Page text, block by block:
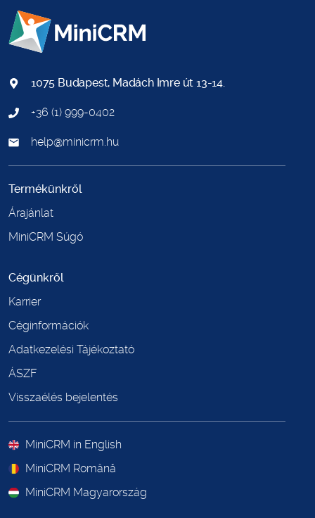
1075 Budapest, Madách Imre út 13-14.
+36 (1) 999-0402
help@minicrm.hu
Termékünkről
Árajánlat
MiniCRM Súgó
Cégünkről
Karrier
Céginformációk
Adatkezelési Tájékoztató
ÁSZF
Visszaélés bejelentés
MiniCRM in English
MiniCRM Română
MiniCRM Magyarország